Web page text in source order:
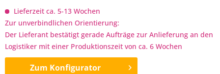
Lieferzeit ca. 5-13 Wochen
Zur unverbindlichen Orientierung:
Der Lieferant bestätigt gerade Aufträge zur Anlieferung an den
Logistiker mit einer Produktionszeit von ca. 6 Wochen
Zum Konfigurator